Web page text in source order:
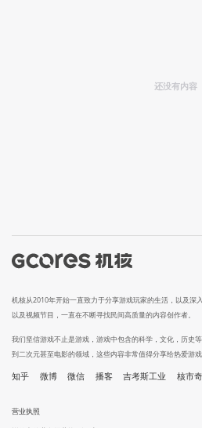
还没有内容
机核从2010年开始一直致力于分享游戏玩家的生活，以及深
以及视频节目，一直在不断寻找民间高质量的内容创作者。
我们坚信游戏不止是游戏，游戏中包含的科学，文化，历史
到二次元甚至电影的领域，这些内容非常值得分享给热爱游戏
知乎 微博 微信 播客 吉考斯工业 核市
营业执照